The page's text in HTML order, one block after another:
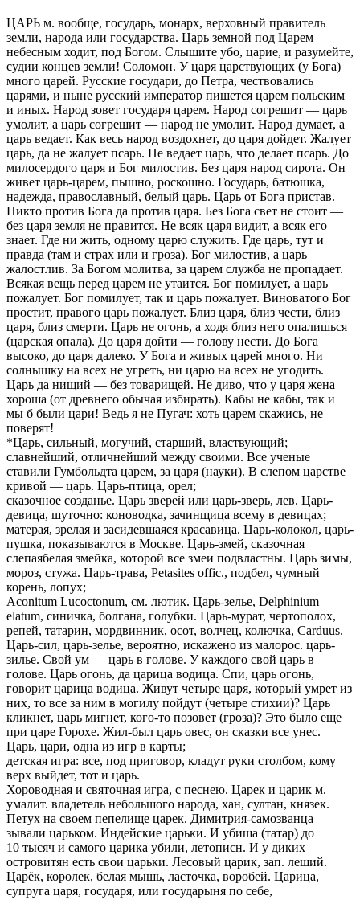
ЦАРЬ м. вообще, государь, монарх, верховный правитель
земли, народа или государства. Царь земной под Царем
небесным ходит, под Богом. Слышите убо, царие, и разумейте,
судии концев земли! Соломон. У царя царствующих (у Бога)
много царей. Русские государи, до Петра, чествовались
царями, и ныне русский император пишется царем польским
и иных. Народ зовет государя царем. Народ согрешит — царь
умолит, а царь согрешит — народ не умолит. Народ думает, а
царь ведает. Как весь народ воздохнет, до царя дойдет. Жалует
царь, да не жалует псарь. Не ведает царь, что делает псарь. До
милосердого царя и Бог милостив. Без царя народ сирота. Он
живет царь-царем, пышно, роскошно. Государь, батюшка,
надежда, православный, белый царь. Царь от Бога пристав.
Никто против Бога да против царя. Без Бога свет не стоит —
без царя земля не правится. Не всяк царя видит, а всяк его
знает. Где ни жить, одному царю служить. Где царь, тут и
правда (там и страх или и гроза). Бог милостив, а царь
жалостлив. За Богом молитва, за царем служба не пропадает.
Всякая вещь перед царем не утаится. Бог помилует, а царь
пожалует. Бог помилует, так и царь пожалует. Виноватого Бог
простит, правого царь пожалует. Близ царя, близ чести, близ
царя, близ смерти. Царь не огонь, а ходя близ него опалишься
(царская опала). До царя дойти — голову нести. До Бога
высоко, до царя далеко. У Бога и живых царей много. Ни
солнышку на всех не угреть, ни царю на всех не угодить.
Царь да нищий — без товарищей. Не диво, что у царя жена
хороша (от древнего обычая избирать). Кабы не кабы, так и
мы б были цари! Ведь я не Пугач: хоть царем скажись, не
поверят!
*Царь, сильный, могучий, старший, властвующий;
славнейший, отличнейший между своими. Все ученые
ставили Гумбольдта царем, за царя (науки). В слепом царстве
кривой — царь. Царь-птица, орел;
сказочное созданье. Царь зверей или царь-зверь, лев. Царь-
девица, шуточно: коноводка, зачинщица всему в девицах;
матерая, зрелая и засидевшаяся красавица. Царь-колокол, царь-
пушка, показываются в Москве. Царь-змей, сказочная
слепаябелая змейка, которой все змеи подвластны. Царь зимы,
мороз, стужа. Царь-трава, Petasites offic., подбел, чумный
корень, лопух;
Aconitum Lucoctonum, см. лютик. Царь-зелье, Delphinium
elatum, синичка, болгана, голубки. Царь-мурат, чертополох,
репей, татарин, мордвинник, осот, волчец, колючка, Carduus.
Царь-сил, царь-зелье, вероятно, искажено из малорос. царь-
зилье. Свой ум — царь в голове. У каждого свой царь в
голове. Царь огонь, да царица водица. Спи, царь огонь,
говорит царица водица. Живут четыре царя, который умрет из
них, то все за ним в могилу пойдут (четыре стихии)? Царь
кликнет, царь мигнет, кого-то позовет (гроза)? Это было еще
при царе Горохе. Жил-был царь овес, он сказки все унес.
Царь, цари, одна из игр в карты;
детская игра: все, под приговор, кладут руки столбом, кому
верх выйдет, тот и царь.
Хороводная и святочная игра, с песнею. Царек и царик м.
умалит. владетель небольшого народа, хан, султан, князек.
Петух на своем пепелище царек. Димитрия-самозванца
зывали царьком. Индейские царьки. И убиша (татар) до
10 тысяч и самого царика убили, летописн. И у диких
островитян есть свои царьки. Лесовый царик, зап. леший.
Царёк, королек, белая мышь, ласточка, воробей. Царица,
супруга царя, государя, или государыня по себе,